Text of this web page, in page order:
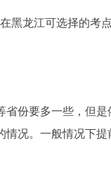
黑龙江可选择的考
省份要多一些，但
况。一般情况下